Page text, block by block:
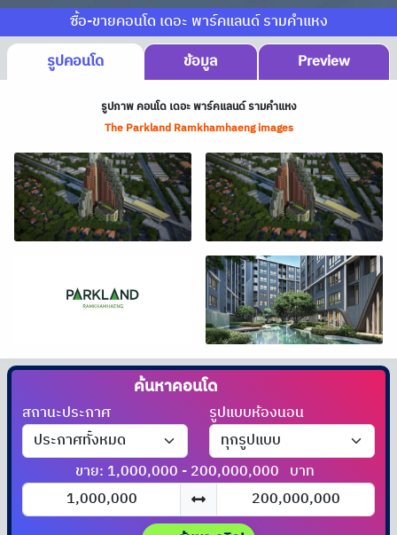
ซื้อ-ขายคอนโด เดอะ พาร์คแลนด์ รามคำแหง
รูปคอนโด
ข้อมูล Preview
รูปภาพ คอนโด เดอะ พาร์คแลนด์ รามคำแหง
The Parkland Ramkhamhaeng images
ค้นหาคอนโด
สถานะประกาศ รูปแบบห้องนอน
ขาย: 1,000,000 - 200,000,000 บาท